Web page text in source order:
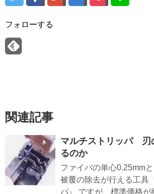
フォローする
関連記事
マルチストリッパ 刃
るのか
ファイバの単心0.25mm
被覆の除去が行える工具
パ』 ですが、標準価格